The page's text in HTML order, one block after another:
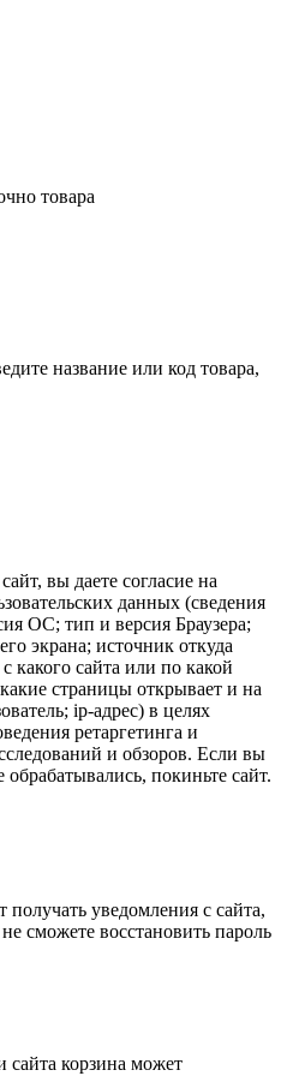
товара
название или код товара,
вы даете согласие на
данных (сведения
ОС; тип и версия Браузера;
экрана; источник откуда
какого сайта или по какой
страницы открывает и на
ip-адрес) в целях
ретаргетинга и
и обзоров. Если вы
покиньте сайт.
получать уведомления с сайта,
сможете восстановить пароль
сайта корзина может